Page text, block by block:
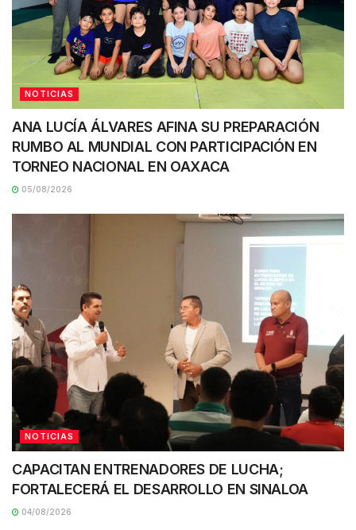
NOTICIAS
ANA LUCÍA ÁLVARES AFINA SU PREPARACIÓN
RUMBO AL MUNDIAL CON PARTICIPACIÓN EN
TORNEO NACIONAL EN OAXACA
05/08/2026
NOTICIAS
CAPACITAN ENTRENADORES DE LUCHA;
FORTALECERÁ EL DESARROLLO EN SINALOA
04/08/2026